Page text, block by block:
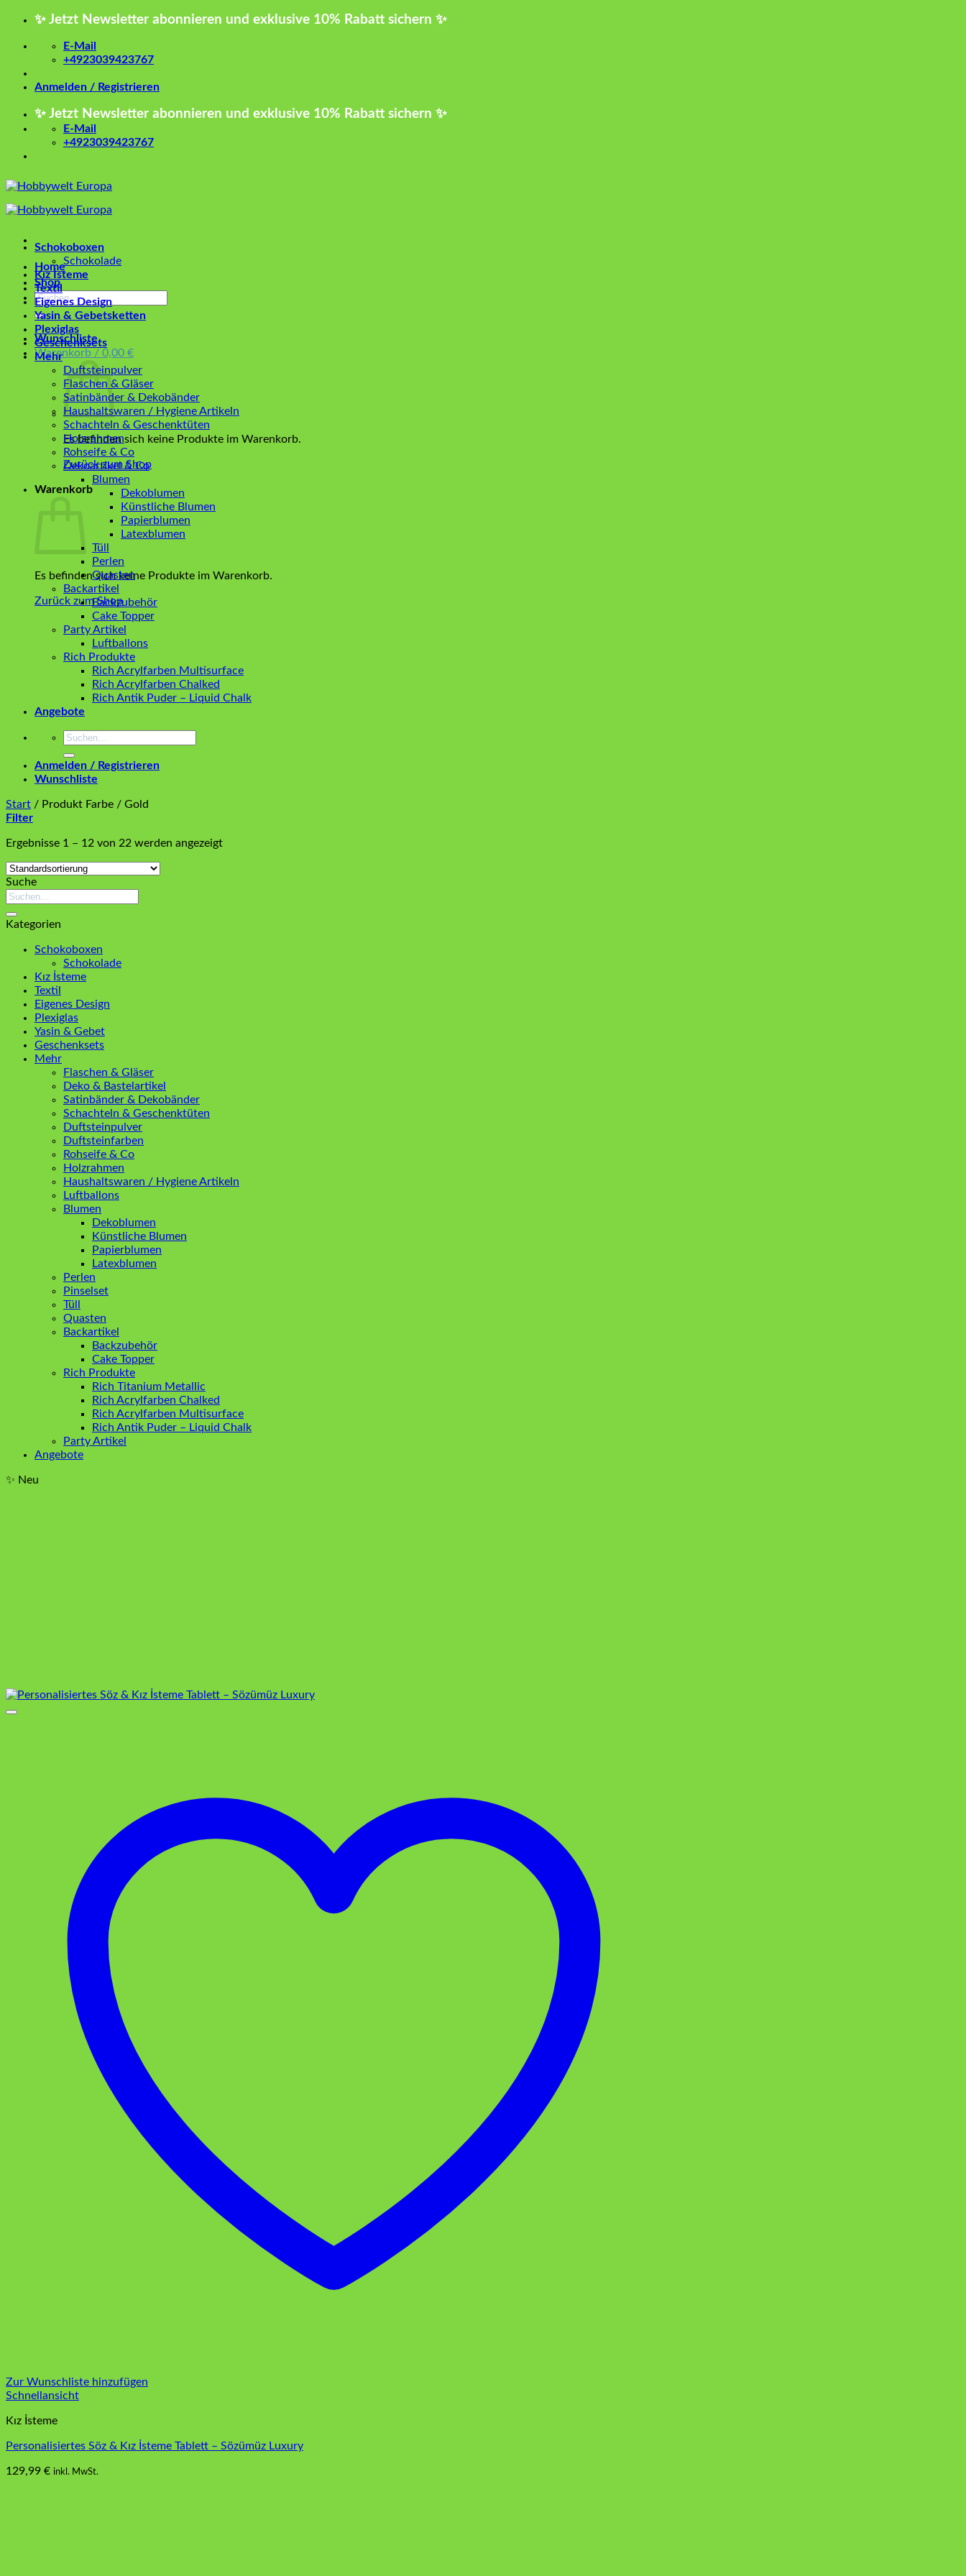
Zum
springen
✨ Jetzt Newsletter abonnieren und exklusive 10% Rabatt sichern ✨
E-Mail
+4923039423767
Anmelden / Registrieren
✨ Jetzt Newsletter abonnieren und exklusive 10% Rabatt sichern ✨
E-Mail
+4923039423767
Home
Shop
Suchen
nach:
Wunschliste
Warenkorb / 0,00 €
Es befinden sich keine Produkte im Warenkorb.
Zurück zum Shop
Warenkorb
Es befinden sich keine Produkte im Warenkorb.
Zurück zum Shop
Schokoboxen
Schokolade
Kız İsteme
Textil
Eigenes Design
Yasin & Gebetsketten
Plexiglas
Geschenksets
Mehr
Duftsteinpulver
Flaschen & Gläser
Satinbänder & Dekobänder
Haushaltswaren / Hygiene Artikeln
Schachteln & Geschenktüten
Holzrahmen
Rohseife & Co
Dekoartikel & Co
Blumen
Dekoblumen
Künstliche Blumen
Papierblumen
Latexblumen
Tüll
Perlen
Quasten
Backartikel
Backzubehör
Cake Topper
Party Artikel
Luftballons
Rich Produkte
Rich Acrylfarben Multisurface
Rich Acrylfarben Chalked
Rich Antik Puder – Liquid Chalk
Angebote
Suchen
Anmelden / Registrieren
Wunschliste
Start / Produkt Farbe / Gold
Filter
Ergebnisse 1 – 12 von 22 werden angezeigt
Suche
Suchen
Kategorien
Schokoboxen
Schokolade
Kız İsteme
Textil
Eigenes Design
Plexiglas
Yasin & Gebet
Geschenksets
Mehr
Flaschen & Gläser
Deko & Bastelartikel
Satinbänder & Dekobänder
Schachteln & Geschenktüten
Duftsteinpulver
Duftsteinfarben
Rohseife & Co
Holzrahmen
Haushaltswaren / Hygiene Artikeln
Luftballons
Blumen
Dekoblumen
Künstliche Blumen
Papierblumen
Latexblumen
Perlen
Pinselset
Tüll
Quasten
Backartikel
Backzubehör
Cake Topper
Rich Produkte
Rich Titanium Metallic
Rich Acrylfarben Chalked
Rich Acrylfarben Multisurface
Rich Antik Puder – Liquid Chalk
Party Artikel
Angebote
✨ Neu
Zur Wunschliste hinzufügen
Schnellansicht
Kız İsteme
Personalisiertes Söz & Kız İsteme Tablett – Sözümüz Luxury
129,99 € inkl. MwSt.